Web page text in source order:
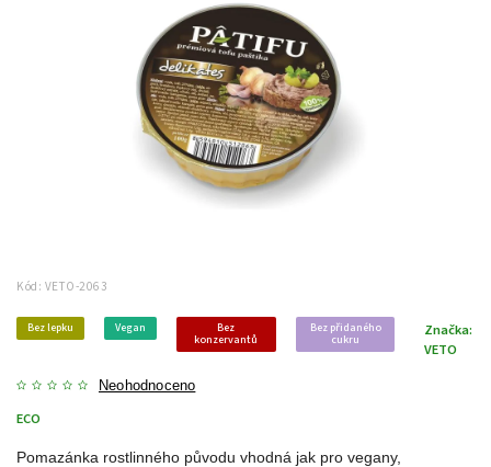
Kód: VETO-2063
Bez lepku Vegan Bez
konzervantů
Bez přidaného
cukru
Neohodnoceno
Značka:
VETO
ECO
Pomazánka rostlinného původu vhodná jak pro vegany,